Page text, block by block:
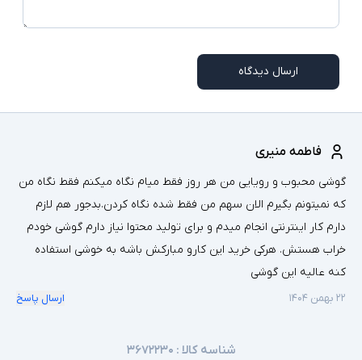
ارسال دیدگاه
فاطمه منیری
گوشی محبوب و رویایی من هر روز فقط میام نگاه میکنم فقط نگاه من
که نمیتونم بگیرم الان سهم من فقط شده نگاه کردن.بدجور هم لازم
دارم کار اینترنتی انجام میدم و برای تولید محتوا نیاز دارم گوشی خودم
خراب هستش. هرکی خرید این کارو مبارکش باشه به خوشی استفاده
کنه عالیه این گوشی
۲۲ بهمن ۱۴۰۴ ارسال پاسخ
شناسه کالا : ۳۶۷۲۲۳۰